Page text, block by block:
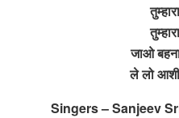
जाओ
ले लो
Singers – Sanjeev